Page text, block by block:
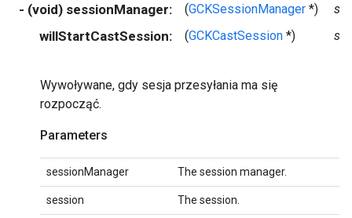
- (void) sessionManager: (GCKSessionManager *)
willStartCastSession: (GCKCastSession *)
Wywoływane, gdy sesja przesyłania ma się
rozpocząć.
Parameters
sessionManager The session manager.
session The session.